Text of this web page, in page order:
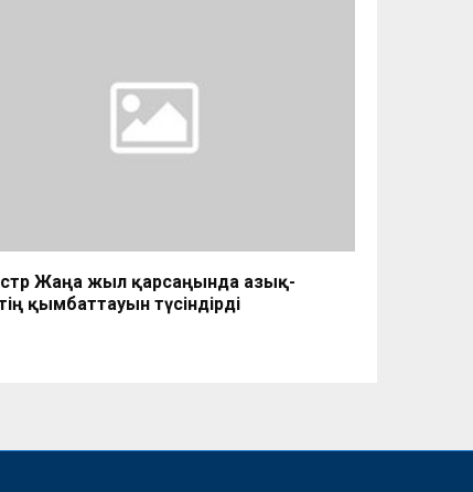
Жаңа жыл қарсаңында азық-
қымбаттауын түсіндірді